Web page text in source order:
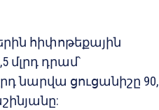
հիփոթեքային
մլրդ դրամ՝
նարվա ցուցանիշը